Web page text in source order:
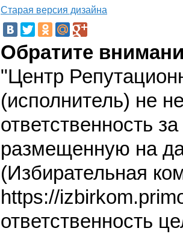
Старая версия дизайна
Обратите
"Центр
(исполнитель) не
ответственность
размещенную на
(Избирательная
https://
ответственность